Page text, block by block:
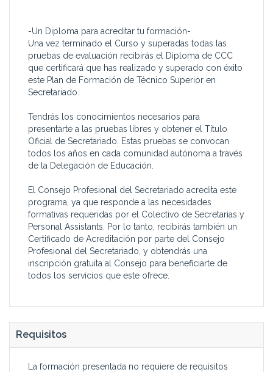
funcionan sus distintos
-Un Diploma para acreditar tu formación-
Una vez terminado el Curso y superadas todas las
pruebas de evaluación recibirás el Diploma de CCC
que certificará que has realizado y superado con éxito
este Plan de Formación de Técnico Superior en
Secretariado.
Tendrás los conocimientos necesarios para
presentarte a las pruebas libres y obtener el Título
Oficial de Secretariado. Estas pruebas se convocan
todos los años en cada comunidad autónoma a través
de la Delegación de Educación.
El Consejo Profesional del Secretariado acredita este
programa, ya que responde a las necesidades
formativas requeridas por el Colectivo de Secretarias y
Personal Assistants. Por lo tanto, recibirás también un
Certificado de Acreditación por parte del Consejo
Profesional del Secretariado, y obtendrás una
inscripción gratuita al Consejo para beneficiarte de
todos los servicios que este ofrece.
Requisitos
La formación presentada no requiere de requisitos